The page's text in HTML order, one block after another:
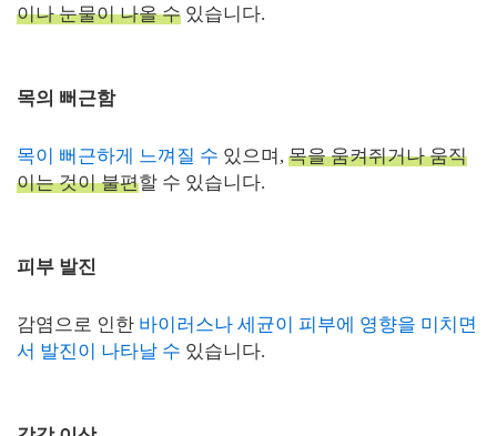
이나 눈물이 나올 수 있습니다.
목의 뻐근함
목이 뻐근하게 느껴질 수 있으며, 목을 움켜쥐거나 움직
이는 것이 불편할 수 있습니다.
피부 발진
감염으로 인한 바이러스나 세균이 피부에 영향을 미치면
서 발진이 나타날 수 있습니다.